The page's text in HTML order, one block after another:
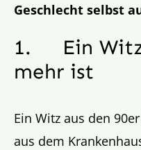
Geschlecht selbst
1. Ein
mehr ist
Ein Witz aus den
aus dem